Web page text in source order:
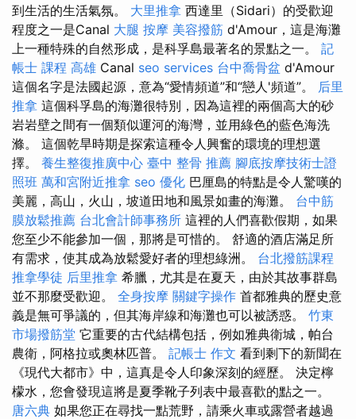
到生活的生活氣氛。 大里推拿 西達里（Sidari）的受歡迎
程度之一是Canal 大腿 按摩 美容撥筋 d'Amour，這是海灘
上一種特殊的自然形成，是科孚島最著名的景點之一。 記
帳士 課程 高雄 Canal seo services 台中喬骨盆 d'Amour
這個名字是法國起源，意為“愛情頻道”和“戀人'頻道”。 后里
推拿 這個科孚島的海灘很特別，因為這裡的兩個高大的砂
岩岩壁之間有一個類似運河的海灣，並用綠色的藍色海洗
滌。 這個乾旱時期是探索這種令人興奮的環境的理想選
擇。 養生整復推廣中心 臺中 整骨 推薦 腳底按摩技術士證
照班 萬和宮附近推拿 seo 優化 巴厘島的特點是令人驚嘆的
美麗，高山，火山，坡道田地和風景如畫的海灘。 台中筋
膜放鬆推薦 台北會計師事務所 這裡的人們喜歡假期，如果
您至少不能參加一個，那將是可惜的。 舒適的酒店滿足所
有需求，使其成為放鬆愛好者的理想綠洲。 台北撥筋課程
推拿學徒 后里推拿 希臘，尤其是在夏天，由於其故事群島
並不那麼受歡迎。 全身按摩 關鍵字操作 首都雅典的歷史意
義是無可爭議的，但其海岸線和海灘也可以被誘惑。 竹東
市場撥筋堂 它重要的古代結構包括，例如雅典衛城，帕台
農衛，阿格拉或奧林匹普。 記帳士 作文 看到剩下的新聞在
《現代大都市》中，這真是令人印象深刻的經歷。 決定檸
檬水，您會發現這將是夏季靴子列表中最喜歡的點之一。
唐六典 如果您正在尋找一點荒野，請乘火車或露營者越過